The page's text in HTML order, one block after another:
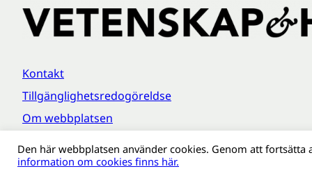
Kontakt
Tillgänglighetsredogöreldse
Om webbplatsen
Behandling av personuppgifter
Den här webbplatsen använder cookies. Genom att
information om cookies finns här.